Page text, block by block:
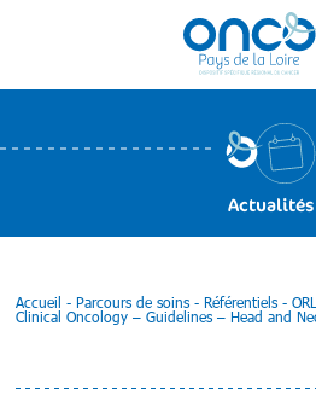
Actualités
Accueil - Parcours de soins- Référentiels- ORL
Clinical Oncology – Guidelines – Head and